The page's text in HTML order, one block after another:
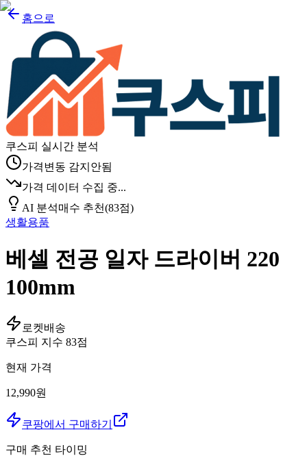
홈으로
쿠스피 실시간 분석
가격변동 감지안됨
가격 데이터 수집 중...
AI 분석매수 추천(83점)
생활용품
베셀 전공 일자 드라이버 220
100mm
로켓배송
쿠스피 지수 83점
현재 가격
12,990원
쿠팡에서 구매하기
구매 추천 타이밍